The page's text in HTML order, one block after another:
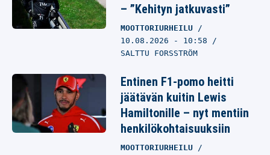
– ”Kehityn jatkuvasti”
MOOTTORIURHEILU
10.08.2026 - 10:58
SALTTU FORSSTRÖM
Entinen F1-pomo heitti
jäätävän kuitin Lewis
Hamiltonille – nyt mentiin
henkilökohtaisuuksiin
MOOTTORIURHEILU